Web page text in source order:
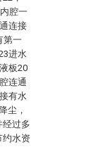
腔一
连接
第一
进水
板20
连通
有水
尘，
经过多
约水资